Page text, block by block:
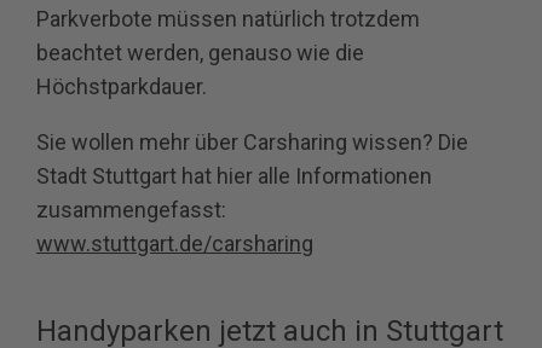
Parkverbote müssen natürlich trotzdem
beachtet werden, genauso wie die
Höchstparkdauer.
Sie wollen mehr über Carsharing wissen? Die
Stadt Stuttgart hat hier alle Informationen
zusammengefasst:
www.stuttgart.de/carsharing
Handyparken jetzt auch in Stuttgart